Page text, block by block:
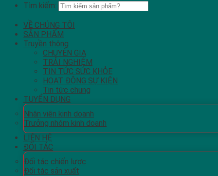
Tìm kiếm:
VỀ CHÚNG TÔI
SẢN PHẨM
Truyền thông
CHUYÊN GIA
TRẢI NGHIỆM
TIN TỨC SỨC KHỎE
HOẠT ĐỘNG SỰ KIỆN
Tin tức chung
TUYỂN DỤNG
Nhân viên kinh doanh
Trưởng nhóm kinh doanh
LIÊN HỆ
ĐỐI TÁC
Đối tác chiến lược
Đối tác sản xuất